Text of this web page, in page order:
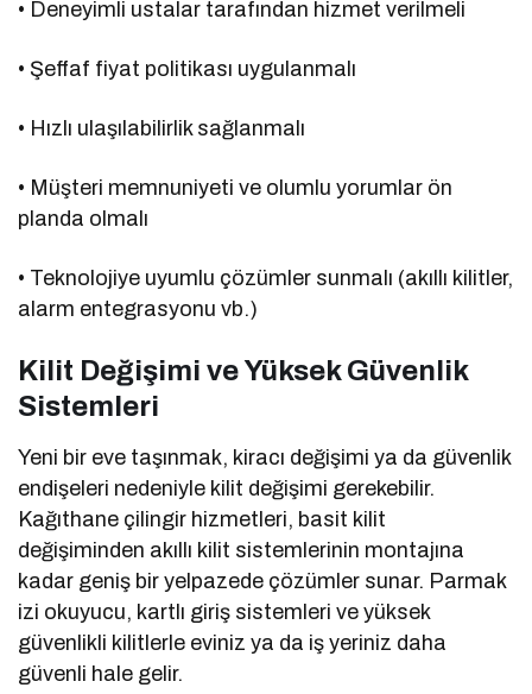
• Deneyimli ustalar tarafından hizmet verilmeli
• Şeffaf fiyat politikası uygulanmalı
• Hızlı ulaşılabilirlik sağlanmalı
• Müşteri memnuniyeti ve olumlu yorumlar ön
planda olmalı
• Teknolojiye uyumlu çözümler sunmalı (akıllı kilitler,
alarm entegrasyonu vb.)
Kilit Değişimi ve Yüksek Güvenlik
Sistemleri
Yeni bir eve taşınmak, kiracı değişimi ya da güvenlik
endişeleri nedeniyle kilit değişimi gerekebilir.
Kağıthane çilingir hizmetleri, basit kilit
değişiminden akıllı kilit sistemlerinin montajına
kadar geniş bir yelpazede çözümler sunar. Parmak
izi okuyucu, kartlı giriş sistemleri ve yüksek
güvenlikli kilitlerle eviniz ya da iş yeriniz daha
güvenli hale gelir.